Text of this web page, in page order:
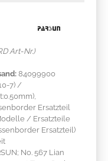
Art-Nr.)
84099900
7) /
Ersatzteil
/ Ersatzteile
Ersatzteil)
No. 567 Lian